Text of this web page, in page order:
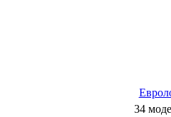
34